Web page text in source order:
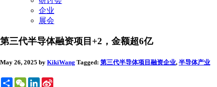
企业
展会
第三代半导体融资项目+2，金额超6亿
May 26, 2025 by KikiWang Tagged: 第三代半导体项目融资企业, 半导体产业
ShareWeChatLinkedIn